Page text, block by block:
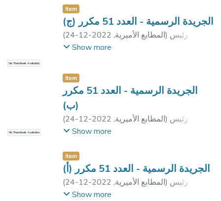
No Thumbnail Available
Item
الجريدة الرسمية - العدد 51 مكرر (ج)
( المطابع الأميرية,
2022-12-24 ) رئيس
الجمهورية
Show more
No Thumbnail Available
Item
الجريدة الرسمية - العدد 51 مكرر
(ب)
( المطابع الأميرية,
2022-12-24 ) رئيس
الجمهورية
Show more
Item
الجريدة الرسمية - العدد 51 مكرر (أ)
( المطابع الأميرية,
2022-12-24 ) رئيس
الجمهورية
Show more